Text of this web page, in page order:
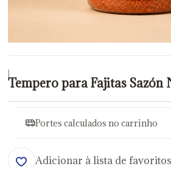
|
Tempero para Fajitas Sazón
Portes calculados no carrinho
Adicionar à lista de favoritos